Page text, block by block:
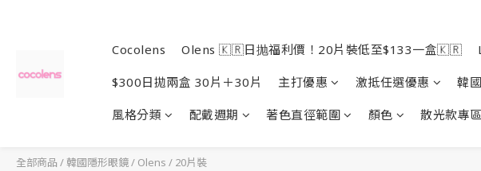
Cocolens Olens 🇰🇷日抛福利價！20片裝低至$133一盒🇰🇷
$300日拋兩盒 30片＋30片 主打優惠 激抵任選優惠 韓
風格分類 配戴週期 著色直徑範圍 顏色 散光款專區
全部商品 /韓國隱形眼鏡/ Olens / 20片裝